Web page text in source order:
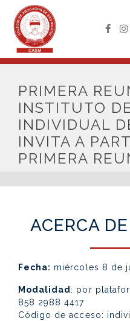
PRIMERA
INSTITUTO
INDIVIDUAL
INVITA A
PRIMERA
ACERCA
Fecha: miércoles 8 de
Modalidad : por
858 2988 4417
Código de acceso: